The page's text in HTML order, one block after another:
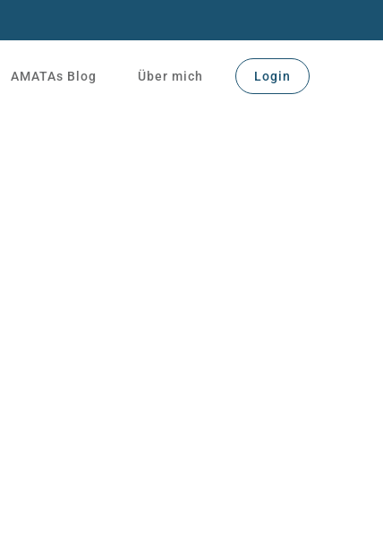
AMATAs Blog Über mich Login